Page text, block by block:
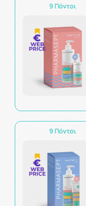
9 Πόντοι
9 Πόντοι